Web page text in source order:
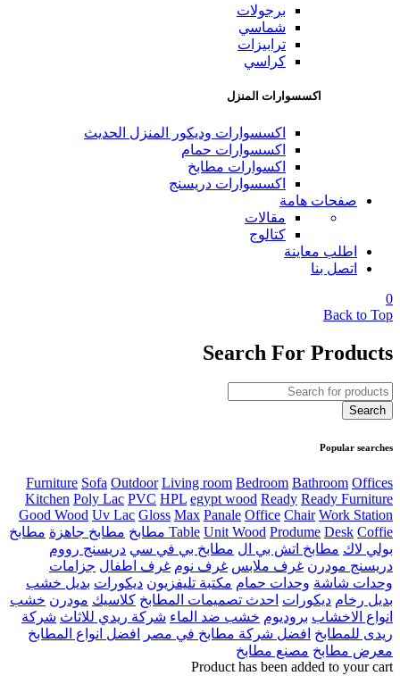
برجولات
شماسي
ترابيزات
كراسي
اكسسوارات المنزل
اكسسوارات وديكور المنزل الحديث
اكسسوارات حمام
اكسوارات مطابخ
اكسسوارات دريسنج
صفحات هامة
مقالات
كتالوج
اطلب معاينة
اتصل بنا
0
Back to Top
Search For Products
Popular searches
Furniture Sofa Outdoor Living room Bedroom Bathroom Offices
Kitchen Poly Lac PVC HPL egypt wood Ready Ready Furniture
Good Wood Uv Lac Gloss Max Panale Office Chair Work Station
Table Unit Wood Produme Desk Coffie مطابخ مطابخ جاهزة مطابخ
بولي لاك مطابخ اتش بي ال مطابخ بي في سي دريسنج رووم
دريسنج مودرن غرف ملابس غرف نوم غرف اطفال جزامات
وحدات شاشة وحدات حمام مكتبة تليفزيون ديكورات بديل خشب
بديل رخام ديكورات احدث تصميمات المطابخ كلاسيك مودرن خشب
انواع الاخشاب بروديوم خشب ضد الماء شركة ريدي للاثاث شركة
ريدى للمطابخ افضل شركة مطابخ في مصر
افضل انواع المطابخ
معرض مطابخ مصنع مطابخ
Product has been added to your cart